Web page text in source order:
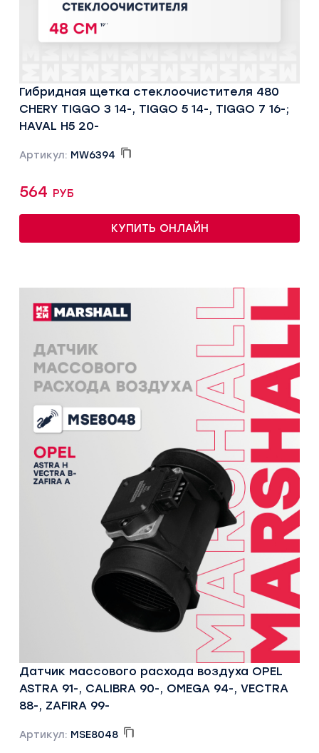
Гибридная щетка стеклоочистителя 480
CHERY TIGGO 3 14-, TIGGO 5 14-, TIGGO 7 16-;
HAVAL H5 20-
Артикул: MW6394
564 руб
КУПИТЬ ОНЛАЙН
Датчик массового расхода воздуха OPEL
ASTRA 91-, CALIBRA 90-, OMEGA 94-, VECTRA
88-, ZAFIRA 99-
Артикул: MSE8048